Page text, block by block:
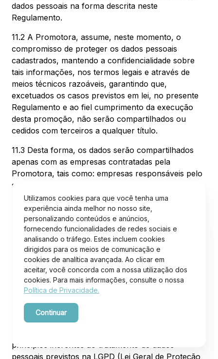
Utilizamos cookies para que você tenha uma
experiência ainda melhor no nosso site,
personalizando conteúdos e anúncios,
fornecendo funcionalidades de redes sociais e
analisando o tráfego. Estes incluem cookies
dirigidos para os meios de comunicação e
cookies de analítica avançada. Ao clicar em
aceitar, você concorda com a nossa utilização dos
cookies. Para mais informações, consulte o nossa
Política de Privacidade.
Continuar
dados pessoais na forma descrita neste
Regulamento.
11.2 A Promotora, assume, neste momento, o
compromisso de proteger os dados pessoais
cadastrados, mantendo a confidencialidade sobre
tais informações, nos termos legais e através de
meios técnicos razoáveis, garantindo que,
excetuados os casos previstos em lei, no presente
Regulamento e ao fiel cumprimento da execução
desta promoção, não serão compartilhados ou
cedidos com terceiros a qualquer título.
11.3 Desta forma, os dados serão compartilhados
apenas com as empresas contratadas pela
Promotora, tais como: empresas responsáveis pelo
sistema de bancos de dados, pela contabilidade,
pela auditoria, pela autorização e prestação de
contas da promoção junto à SRE/MF, pela
assessoria jurídica, todas com a finalidade exclusiva
de executar e operacionalizar a presente
promoção. Os dados também serão compartilhados
com a SRE/MF, órgão público responsável pela
autorização, regulação e fiscalização das
promoções comerciais, no que se refere à
legislação que regulamenta o tema.
11.4 Internamente, os dados dos participantes serão
acessados somente por colaboradores da
princípios inerentes ao tratamento de dados
pessoais previstos na LGPD (Lei Geral de Proteção